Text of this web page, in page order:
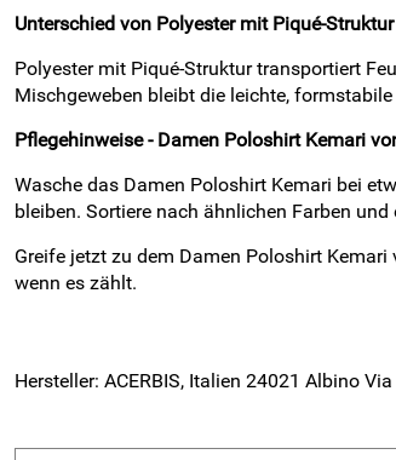
Unterschied von Polyester mit Piqué-
Polyester mit Piqué-Struktur transportiert
Mischgeweben bleibt die leichte,
Pflegehinweise - Damen Poloshirt Kemari
Wasche das Damen Poloshirt Kemari bei
bleiben. Sortiere nach ähnlichen Farben
Greife jetzt zu dem Damen Poloshirt
wenn es zählt.
Hersteller: ACERBIS, Italien 24021 Albino